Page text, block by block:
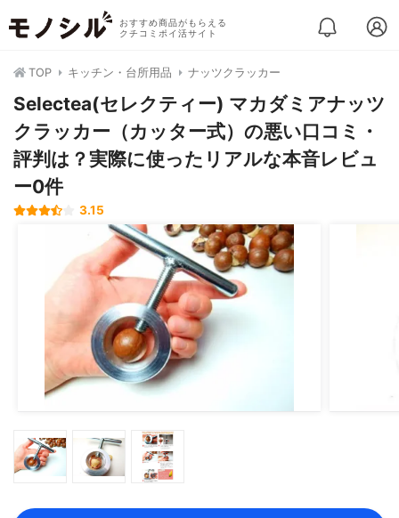
おすすめ商品がもらえる
クチコミポイ活サイト
TOP キッチン・台所用品 ナッツクラッカー
Selectea(セレクティー) マカダミアナッツ
クラッカー（カッター式）の悪い口コミ・
評判は？実際に使ったリアルな本音レビュ
ー0件
3.15